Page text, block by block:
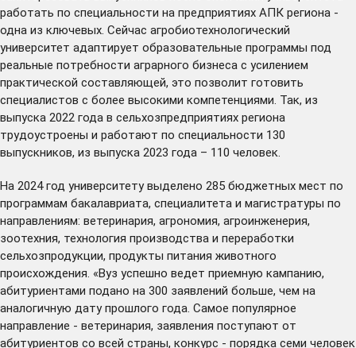
работать по специальности на предприятиях АПК региона -
одна из ключевых. Сейчас агробиотехнологический
университет адаптирует образовательные программы под
реальные потребности аграрного бизнеса с усилением
практической составляющей, это позволит готовить
специалистов с более высокими компетенциями. Так, из
выпуска 2022 года в сельхозпредприятиях региона
трудоустроены и работают по специальности 130
выпускников, из выпуска 2023 года – 110 человек.
На 2024 год университету выделено 285 бюджетных мест по
программам бакалавриата, специалитета и магистратуры по
направлениям: ветеринария, агрономия, агроинженерия,
зоотехния, технология производства и переработки
сельхозпродукции, продукты питания животного
происхождения. «Вуз успешно ведет приемную кампанию,
абитуриентами подано на 300 заявлений больше, чем на
аналогичную дату прошлого года. Самое популярное
направление - ветеринария, заявления поступают от
абитуриентов со всей страны, конкурс - порядка семи человек